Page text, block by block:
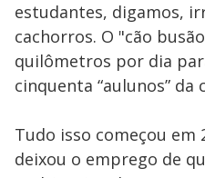
estudantes, digamos,
cachorros. O "cão
quilômetros por dia
cinquenta “aulunos” da
Tudo isso começou em
deixou o emprego de